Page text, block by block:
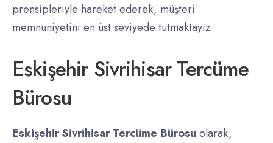
prensipleriyle hareket ederek, müşteri
memnuniyetini en üst seviyede tutmaktayız.
Eskişehir Sivrihisar Tercüme
Bürosu
Eskişehir Sivrihisar Tercüme Bürosu olarak,